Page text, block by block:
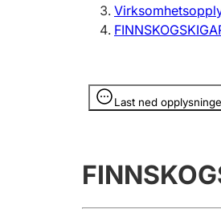
Last ned
Opplysninger er skjult